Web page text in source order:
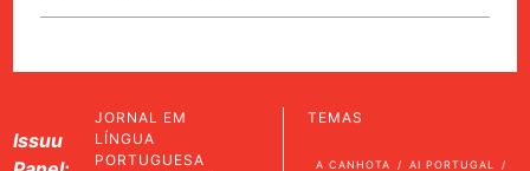
Issuu
JORNAL EM
LÍNGUA
PORTUGUESA
TEMAS
A CANHOTA AI PORTUGAL